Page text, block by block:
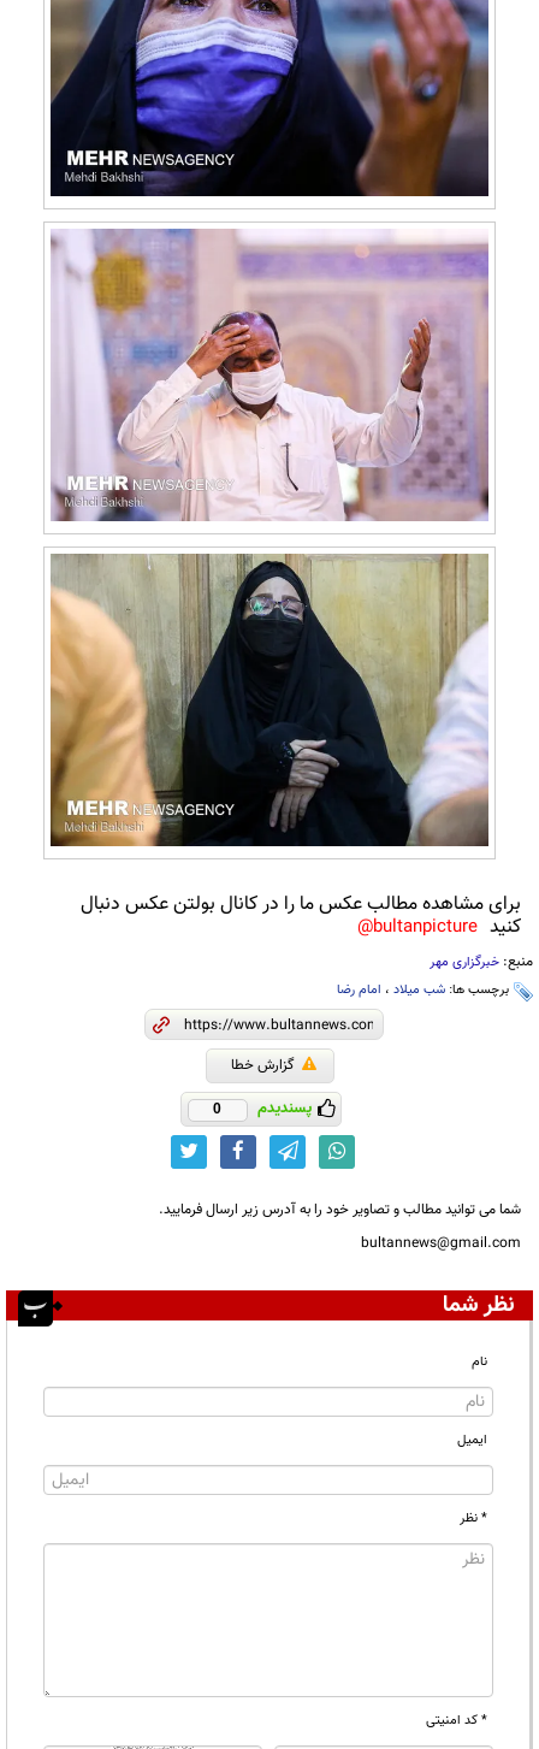
برای مشاهده مطالب عکس ما را در کانال بولتن عکس دنبال
کنید bultanpicture@
منبع: خبرگزاری مهر
برچسب ها: شب میلاد ، امام رضا
گزارش خطا
پسندیدم 0
شما می توانید مطالب و تصاویر خود را به آدرس زیر ارسال فرمایید.
bultannews@gmail.com
نظر شما
نام
ایمیل
* نظر
* کد امنیتی